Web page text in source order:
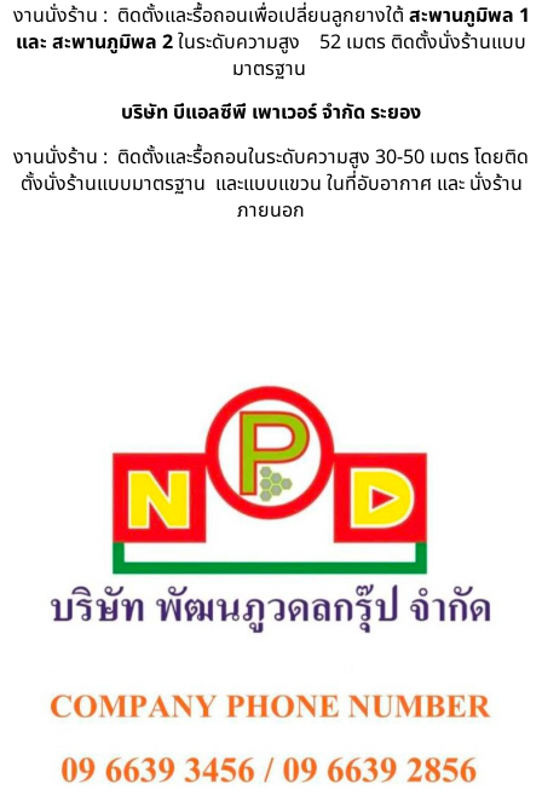
งานนั่งร้าน : ติดตั้งและรื้อถอนเพื่อเปลี่ยนลูกยางใต้ สะพานภูมิพล 1
และ สะพานภูมิพล 2ในระดับความสูง 52 เมตร ติดตั้งนั่งร้านแบบ
มาตรฐาน
บริษัท บีแอลซีพี เพาเวอร์ จำกัด ระยอง
งานนั่งร้าน : ติดตั้งและรื้อถอนในระดับความสูง 30-50 เมตร โดยติด
ตั้งนั่งร้านแบบมาตรฐาน และแบบแขวน ในที่อับอากาศ และ นั่งร้าน
ภายนอก